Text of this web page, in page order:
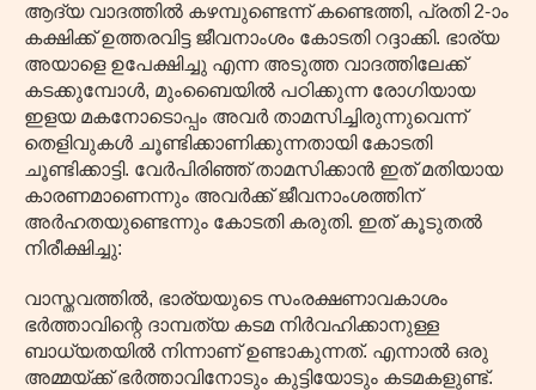
ആദ്യ വാദത്തിൽ കഴമ്പുണ്ടെന്ന് കണ്ടെത്തി, പ്രതി 2-ാം
കക്ഷിക്ക് ഉത്തരവിട്ട ജീവനാംശം കോടതി റദ്ദാക്കി. ഭാര്യ
അയാളെ ഉപേക്ഷിച്ചു എന്ന അടുത്ത വാദത്തിലേക്ക്
കടക്കുമ്പോൾ, മുംബൈയിൽ പഠിക്കുന്ന രോഗിയായ
ഇളയ മകനോടൊപ്പം അവർ താമസിച്ചിരുന്നുവെന്ന്
തെളിവുകൾ ചൂണ്ടിക്കാണിക്കുന്നതായി കോടതി
ചൂണ്ടിക്കാട്ടി. വേർപിരിഞ്ഞ് താമസിക്കാൻ ഇത് മതിയായ
കാരണമാണെന്നും അവർക്ക് ജീവനാംശത്തിന്
അർഹതയുണ്ടെന്നും കോടതി കരുതി. ഇത് കൂടുതൽ
നിരീക്ഷിച്ചു:
വാസ്തവത്തിൽ, ഭാര്യയുടെ സംരക്ഷണാവകാശം
ഭർത്താവിന്റെ ദാമ്പത്യ കടമ നിർവഹിക്കാനുള്ള
ബാധ്യതയിൽ നിന്നാണ് ഉണ്ടാകുന്നത്. എന്നാൽ ഒരു
അമ്മയ്ക്ക് ഭർത്താവിനോടും കുട്ടിയോടും കടമകളുണ്ട്.